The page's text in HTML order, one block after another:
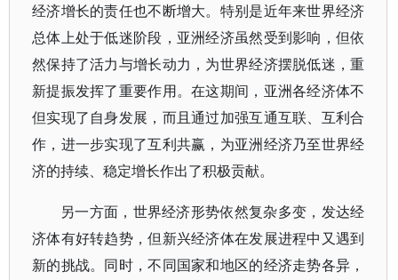
经济增长的责任也不断增大。特别是近年来世界经济
总体上处于低迷阶段，亚洲经济虽然受到影响，但依
然保持了活力与增长动力，为世界经济摆脱低迷，重
新提振发挥了重要作用。在这期间，亚洲各经济体不
但实现了自身发展，而且通过加强互通互联、互利合
作，进一步实现了互利共赢，为亚洲经济乃至世界经
济的持续、稳定增长作出了积极贡献。
另一方面，世界经济形势依然复杂多变，发达经
济体有好转趋势，但新兴经济体在发展进程中又遇到
新的挑战。同时，不同国家和地区的经济走势各异，